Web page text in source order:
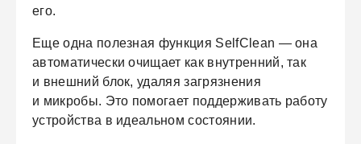
его.
Еще одна полезная функция SelfClean — она
автоматически очищает как внутренний, так
и внешний блок, удаляя загрязнения
и микробы. Это помогает поддерживать работу
устройства в идеальном состоянии.